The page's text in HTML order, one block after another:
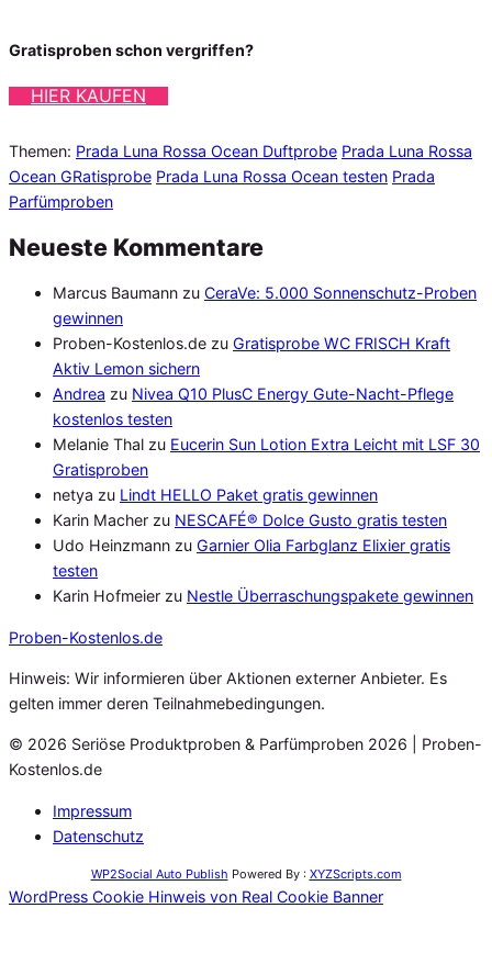
Gratisproben schon vergriffen?
HIER KAUFEN
Themen: Prada Luna Rossa Ocean Duftprobe Prada Luna Rossa
Ocean GRatisprobe Prada Luna Rossa Ocean testen Prada
Parfümproben
Neueste Kommentare
Marcus Baumann zu CeraVe: 5.000 Sonnenschutz-Proben
gewinnen
Proben-Kostenlos.de zu Gratisprobe WC FRISCH Kraft
Aktiv Lemon sichern
Andrea zu Nivea Q10 PlusC Energy Gute-Nacht-Pflege
kostenlos testen
Melanie Thal zu Eucerin Sun Lotion Extra Leicht mit LSF 30
Gratisproben
netya zu Lindt HELLO Paket gratis gewinnen
Karin Macher zu NESCAFÉ® Dolce Gusto gratis testen
Udo Heinzmann zu Garnier Olia Farbglanz Elixier gratis
testen
Karin Hofmeier zu Nestle Überraschungspakete gewinnen
Proben-Kostenlos.de
Hinweis: Wir informieren über Aktionen externer Anbieter. Es
gelten immer deren Teilnahmebedingungen.
© 2026 Seriöse Produktproben & Parfümproben 2026 | Proben-
Kostenlos.de
Impressum
Datenschutz
WP2Social Auto Publish Powered By : XYZScripts.com
WordPress Cookie Hinweis von Real Cookie Banner